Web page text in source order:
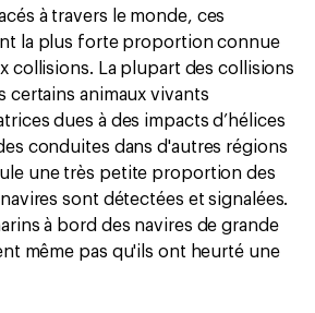
à travers le monde, ces
la plus forte proportion connue
collisions. La plupart des collisions
certains animaux vivants
dues à des impacts d’hélices
conduites dans d'autres régions
une très petite proportion des
sont détectées et signalées.
à bord des navires de grande
même pas qu'ils ont heurté une